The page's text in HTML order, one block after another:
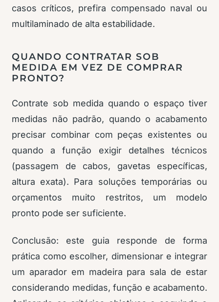
casos críticos, prefira compensado naval ou
multilaminado de alta estabilidade.
QUANDO CONTRATAR SOB
MEDIDA EM VEZ DE COMPRAR
PRONTO?
Contrate sob medida quando o espaço tiver
medidas não padrão, quando o acabamento
precisar combinar com peças existentes ou
quando a função exigir detalhes técnicos
(passagem de cabos, gavetas específicas,
altura exata). Para soluções temporárias ou
orçamentos muito restritos, um modelo
pronto pode ser suficiente.
Conclusão: este guia responde de forma
prática como escolher, dimensionar e integrar
um aparador em madeira para sala de estar
considerando medidas, função e acabamento.